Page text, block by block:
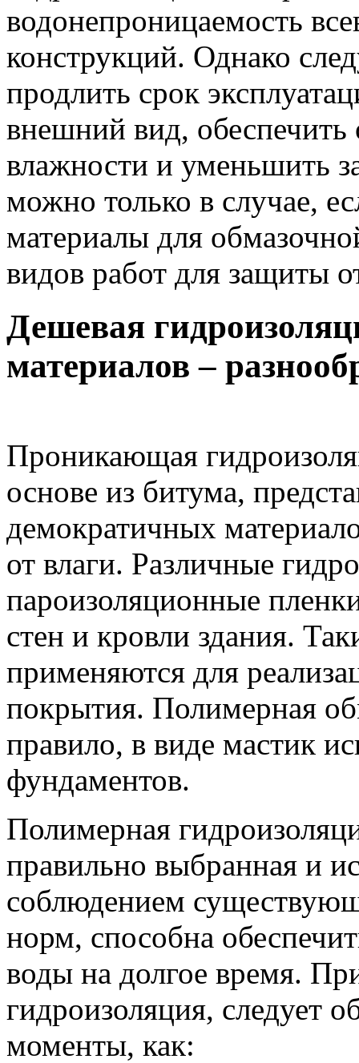
водонепроницаемость
конструкций. Однако
продлить срок
внешний вид,
влажности и уменьшить
можно только в случае,
материалы для
видов работ для защиты
Дешевая
материалов –
Проникающая
основе из битума,
демократичных
от влаги. Различные
пароизоляционные
стен и кровли здания.
применяются для
покрытия. Полимерная
правило, в виде мастик
фундаментов.
Полимерная
правильно выбранная и
соблюдением
норм, способна
воды на долгое время.
гидроизоляция, следует
моменты, как: